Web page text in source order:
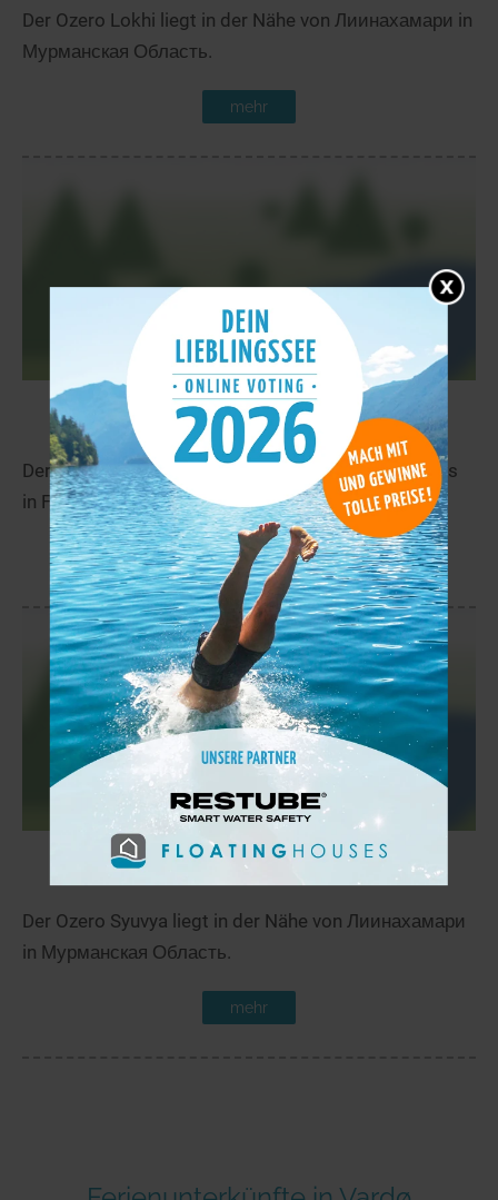
Der Ozero Lokhi liegt in der Nähe von Лиинахамари in
Мурманская Область.
mehr
Småstraumvatnet 69,2 km
Der Småstraumvatnet liegt in der Nähe von Kirkenes
in Finnmark.
mehr
Ozero Syuvya 70,1 km
Der Ozero Syuvya liegt in der Nähe von Лиинахамари
in Мурманская Область.
mehr